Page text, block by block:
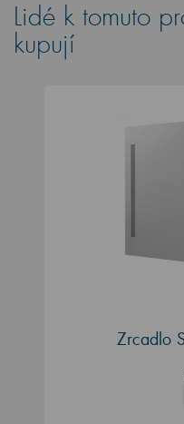
Lidé k tomuto
kupují
Zrcadlo